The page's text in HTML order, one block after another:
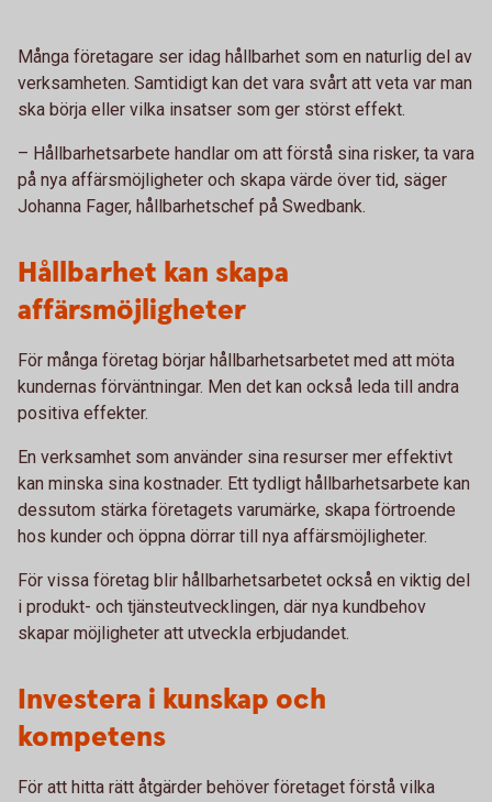
Många företagare ser idag hållbarhet som en naturlig del av
verksamheten. Samtidigt kan det vara svårt att veta var man
ska börja eller vilka insatser som ger störst effekt.
– Hållbarhetsarbete handlar om att förstå sina risker, ta vara
på nya affärsmöjligheter och skapa värde över tid, säger
Johanna Fager, hållbarhetschef på Swedbank.
Hållbarhet kan skapa
affärsmöjligheter
För många företag börjar hållbarhetsarbetet med att möta
kundernas förväntningar. Men det kan också leda till andra
positiva effekter.
En verksamhet som använder sina resurser mer effektivt
kan minska sina kostnader. Ett tydligt hållbarhetsarbete kan
dessutom stärka företagets varumärke, skapa förtroende
hos kunder och öppna dörrar till nya affärsmöjligheter.
För vissa företag blir hållbarhetsarbetet också en viktig del
i produkt- och tjänsteutvecklingen, där nya kundbehov
skapar möjligheter att utveckla erbjudandet.
Investera i kunskap och
kompetens
För att hitta rätt åtgärder behöver företaget förstå vilka